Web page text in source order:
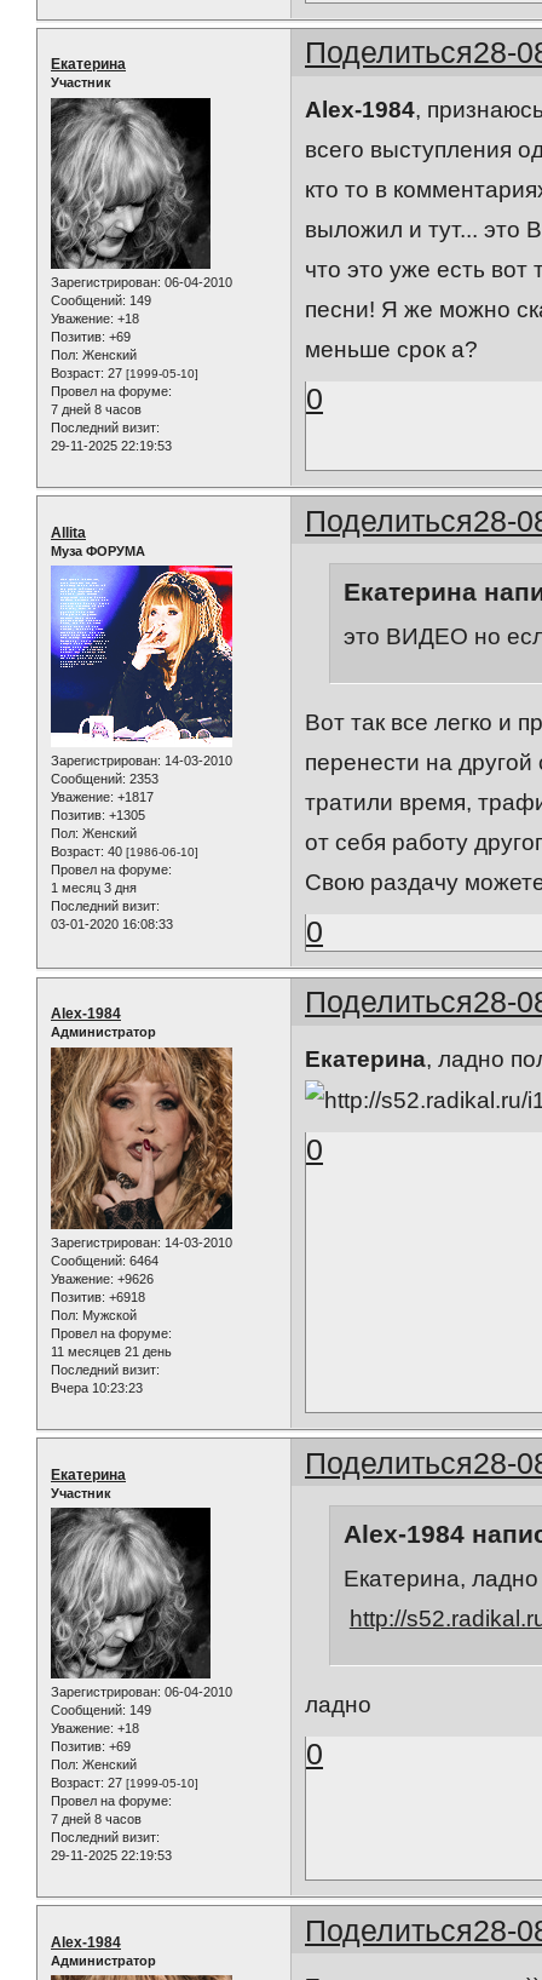
Поделиться28-
Екатерина
Участник
Зарегистрирован: 06-04-2010
Сообщений: 149
Уважение: +18
Позитив: +69
Пол: Женский
Возраст: 27 [1999-05-10]
Провел на форуме:
7 дней 8 часов
Последний визит:
29-11-2025 22:19:53
Alex-1984,
всего выступления
кто то в
выложил и тут... это
что это уже есть
песни! Я же можно
меньше срок а?
0
Поделиться28-
Allita
Муза ФОРУМА
Зарегистрирован: 14-03-2010
Сообщений: 2353
Уважение: +1817
Позитив: +1305
Пол: Женский
Возраст: 40 [1986-06-10]
Провел на форуме:
1 месяц 3 дня
Последний визит:
03-01-2020 16:08:33
Екатерина
это ВИДЕО но
Вот так все легко и
перенести на
тратили время,
от себя работу
Свою раздачу
0
Поделиться28-
Alex-1984
Администратор
Зарегистрирован: 14-03-2010
Сообщений: 6464
Уважение: +9626
Позитив: +6918
Пол: Мужской
Провел на форуме:
11 месяцев 21 день
Последний визит:
Вчера 10:23:23
Екатерина, ладно
0
Поделиться28-
Екатерина
Участник
Зарегистрирован: 06-04-2010
Сообщений: 149
Уважение: +18
Позитив: +69
Пол: Женский
Возраст: 27 [1999-05-10]
Провел на форуме:
7 дней 8 часов
Последний визит:
29-11-2025 22:19:53
Alex-1984
Екатерина,
http://
ладно
0
Поделиться28-
Alex-1984
Администратор